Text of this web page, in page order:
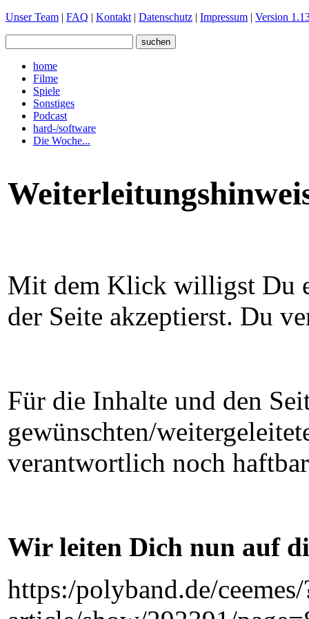
Unser Team | FAQ | Kontakt | Datenschutz | Impressum | Version
home
Filme
Spiele
Sonstiges
Podcast
hard-/software
Die Woche...
Mit dem Klick willigst Du
der Seite akzeptierst. Du
Für die Inhalte und den
gewünschten/
verantwortlich noch
Wir leiten Dich nun auf
https:/polyband.de/ceemes/